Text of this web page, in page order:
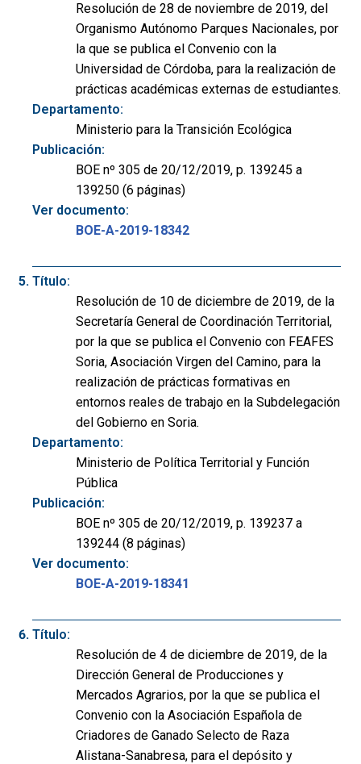
Resolución de 28 de noviembre de 2019, del
Organismo Autónomo Parques Nacionales, por
la que se publica el Convenio con la
Universidad de Córdoba, para la realización de
prácticas académicas externas de estudiantes.
Departamento:
Ministerio para la Transición Ecológica
Publicación:
BOE nº 305 de 20/12/2019, p. 139245 a
139250 (6 páginas)
Ver documento:
BOE-A-2019-18342
Título:
Resolución de 10 de diciembre de 2019, de la
Secretaría General de Coordinación Territorial,
por la que se publica el Convenio con FEAFES
Soria, Asociación Virgen del Camino, para la
realización de prácticas formativas en
entornos reales de trabajo en la Subdelegación
del Gobierno en Soria.
Departamento:
Ministerio de Política Territorial y Función
Pública
Publicación:
BOE nº 305 de 20/12/2019, p. 139237 a
139244 (8 páginas)
Ver documento:
BOE-A-2019-18341
Título:
Resolución de 4 de diciembre de 2019, de la
Dirección General de Producciones y
Mercados Agrarios, por la que se publica el
Convenio con la Asociación Española de
Criadores de Ganado Selecto de Raza
Alistana-Sanabresa, para el depósito y